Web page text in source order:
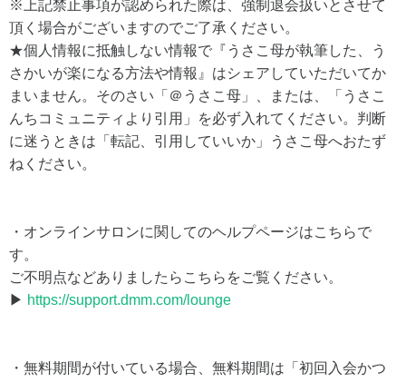
※上記禁止事項が認められた際は、強制退会扱いとさせて
頂く場合がございますのでご了承ください。
★個人情報に抵触しない情報で『うさこ母が執筆した、う
さかいが楽になる方法や情報』はシェアしていただいてか
まいません。そのさい「＠うさこ母」、または、「うさこ
んちコミュニティより引用」を必ず入れてください。判断
に迷うときは「転記、引用していいか」うさこ母へおたず
ねください。
・オンラインサロンに関してのヘルプページはこちらで
す。
ご不明点などありましたらこちらをご覧ください。
▶ https://support.dmm.com/lounge
・無料期間が付いている場合、無料期間は「初回入会かつ